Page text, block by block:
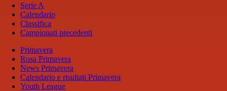
Serie A
Calendario
Classifica
Campionati precedenti
Primavera
Rosa Primavera
News Primavera
Calendario e risultati Primavera
Youth League